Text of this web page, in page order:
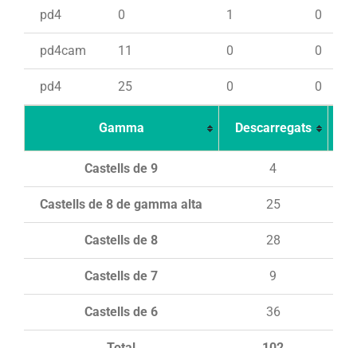
pd4 0 1 0
pd4cam 11 0 0
pd4 25 0 0
Gamma Descarregats
Castells de 9 4
Castells de 8 de gamma alta 25
Castells de 8 28
Castells de 7 9
Castells de 6 36